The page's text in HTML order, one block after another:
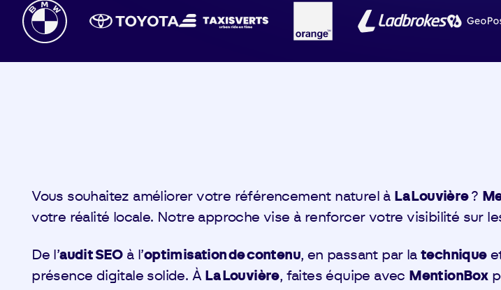
Vous souhaitez améliorer votre référencement naturel à La Louvière?
votre réalité locale. Notre approche vise à renforcer votre visibilité sur
De l’audit SEOà l’optimisation de contenu, en passant par latechnique
présence digitale solide. À La Louvière, faites équipe avec MentionBox